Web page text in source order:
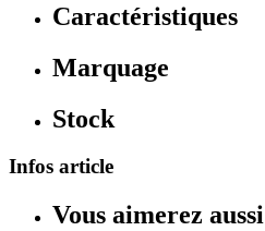
Caractéristiques
Marquage
Stock
Infos article
Vous aimerez aussi